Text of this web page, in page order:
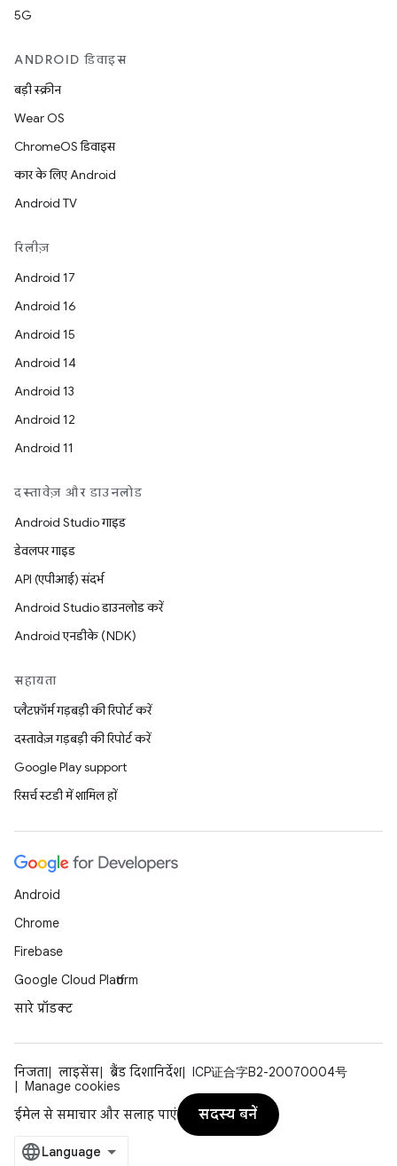
5G
ANDROID डिवाइस
बड़ी स्क्रीन
Wear OS
ChromeOS डिवाइस
कार के लिए Android
Android TV
रिलीज़
Android 17
Android 16
Android 15
Android 14
Android 13
Android 12
Android 11
दस्तावेज़ और डाउनलोड
Android Studio गाइड
डेवलपर गाइड
API (एपीआई) संदर्भ
Android Studio डाउनलोड करें
Android एनडीके (NDK)
सहायता
प्लैटफ़ॉर्म गड़बड़ी की रिपोर्ट करें
दस्तावेज़ गड़बड़ी की रिपोर्ट करें
Google Play support
रिसर्च स्टडी में शामिल हों
Android
Chrome
Firebase
Google Cloud Platform
सारे प्रॉडक्ट
निजता लाइसेंस ब्रैंड दिशानिर्देश
ICP证合字B2-20070004号
Manage cookies
ईमेल से समाचार और सलाह पाएं
सदस्य बनें